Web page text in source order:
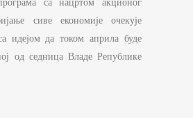
са нацртом акционог
сиве економије очекује
идејом да током априла буде
од седница Владе Републике